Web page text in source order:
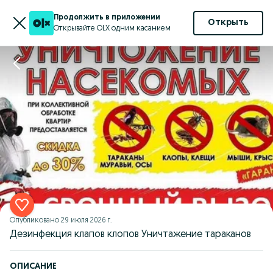
Продолжить в приложении
Открывайте OLX одним касанием
Открыть
Опубликовано 29 июля 2026 г.
Дезинфекция клапов клопов Уничтажение тараканов
ОПИСАНИЕ